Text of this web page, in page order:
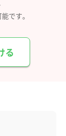
です。
る